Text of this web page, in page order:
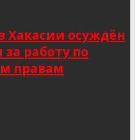
Хакасии осуждён
работу по
правам